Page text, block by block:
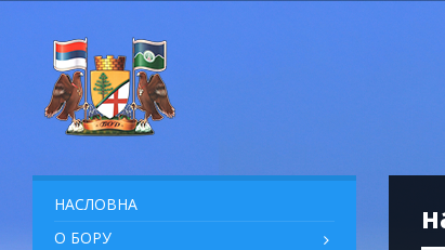
НАСЛОВНА
О БОРУ